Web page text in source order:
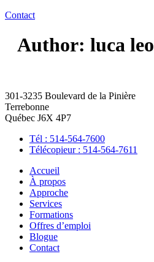
Contact
Author: luca leo
301-3235 Boulevard de la Pinière
Terrebonne
Québec J6X 4P7
Tél : 514-564-7600
Télécopieur : 514-564-7611
Accueil
À propos
Approche
Services
Formations
Offres d’emploi
Blogue
Contact